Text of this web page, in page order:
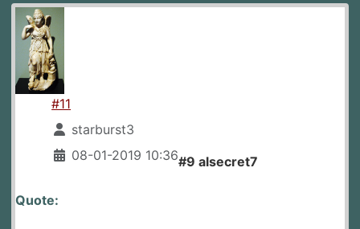
#11
starburst3
08-01-2019 10:36#9 alsecret7
Quote: